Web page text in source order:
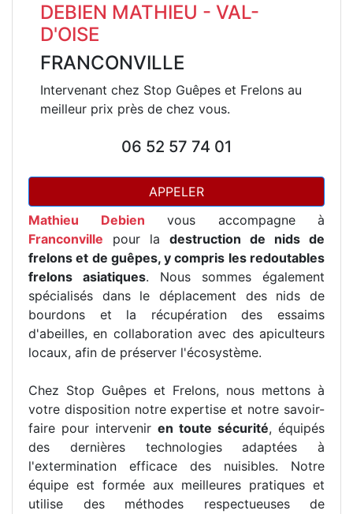
DEBIEN MATHIEU - VAL-
D'OISE
FRANCONVILLE
Intervenant chez Stop Guêpes et Frelons au
meilleur prix près de chez vous.
06 52 57 74 01
APPELER
Mathieu Debien vous accompagne à
Franconville pour la destruction de nids de
frelons et de guêpes, y compris les redoutables
frelons asiatiques. Nous sommes également
spécialisés dans le déplacement des nids de
bourdons et la récupération des essaims
d'abeilles, en collaboration avec des apiculteurs
locaux, afin de préserver l'écosystème.
Chez Stop Guêpes et Frelons, nous mettons à
votre disposition notre expertise et notre savoir-
faire pour intervenir en toute sécurité, équipés
des dernières technologies adaptées à
l'extermination efficace des nuisibles. Notre
équipe est formée aux meilleures pratiques et
utilise des méthodes respectueuses de